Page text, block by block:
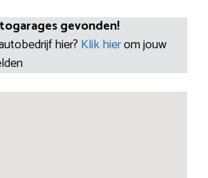
gevonden!
hier? Klik hierom jouw